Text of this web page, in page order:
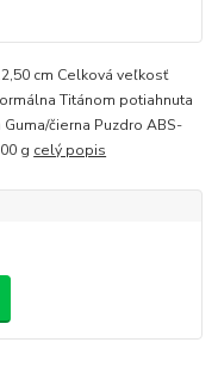
cm Celková veľkosť
Titánom potiahnuta
čierna Puzdro ABS-
g celý popis